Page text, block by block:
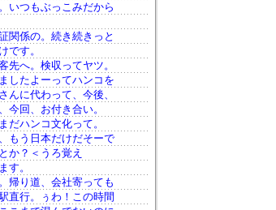
いつもぶっこみだから
関係の。続き続きっと
です。
へ。検収ってヤツ。
したよーってハンコを
んに代わって、今後、
今回、お付き合い。
だハンコ文化って。
もう日本だけだそーで
か？＜うろ覚え
す。
帰り道、会社寄っても
直行。ぅわ！この時間